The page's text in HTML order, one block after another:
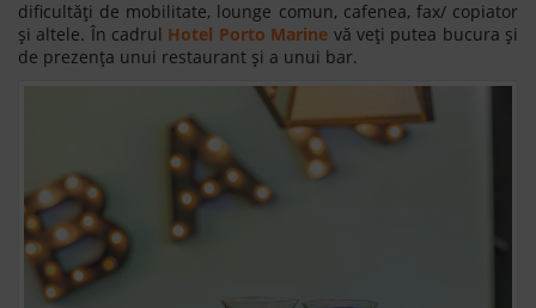
dificultăți de mobilitate, lounge comun, cafenea, fax/ copiator
și altele. În cadrul Hotel Porto Marine vă veți putea bucura și
de prezența unui restaurant și a unui bar.